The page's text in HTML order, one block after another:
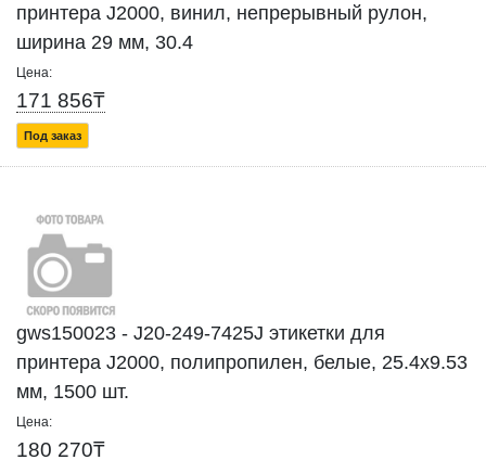
принтера J2000, винил, непрерывный рулон,
ширина 29 мм, 30.4
Цена:
171 856₸
Под заказ
gws150023 - J20-249-7425J этикетки для
принтера J2000, полипропилен, белые, 25.4х9.53
мм, 1500 шт.
Цена:
180 270₸